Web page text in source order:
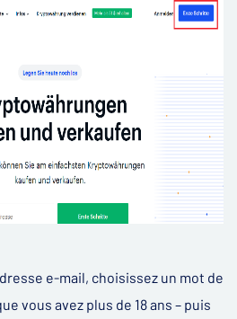
e-mail, choisissez un mot de
vous avez plus de 18 ans – puis